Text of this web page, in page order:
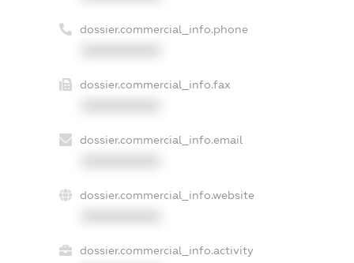
dossier.commercial_info.phone
dossier.commercial_info.fax
dossier.commercial_info.email
dossier.commercial_info.website
dossier.commercial_info.activity